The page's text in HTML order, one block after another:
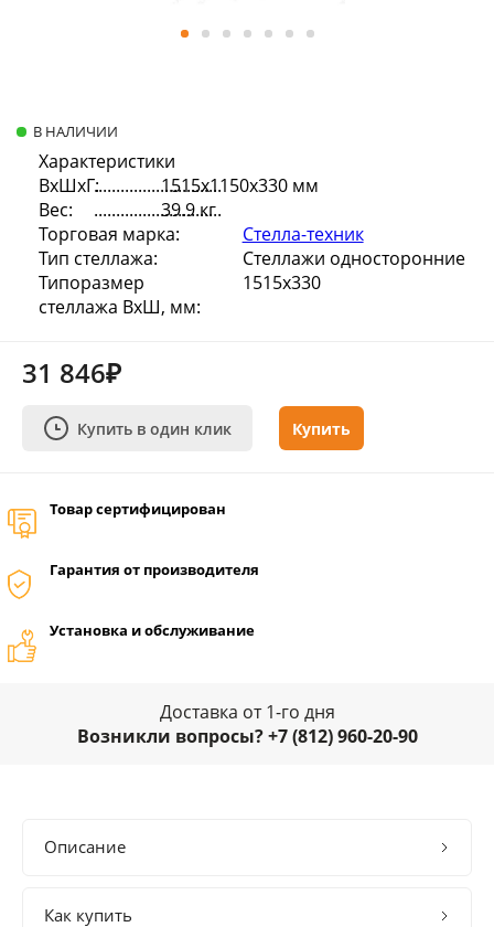
В НАЛИЧИИ
Характеристики
ВхШхГ:
1515х1150х330 мм
Вес:
39.9 кг
Торговая марка:
Стелла-техник
Тип стеллажа:
Стеллажи односторонние
Типоразмер
стеллажа ВхШ, мм:
1515х330
31 846₽
Купить в один клик Купить
Товар сертифицирован
Гарантия от производителя
Установка и обслуживание
Доставка от 1-го дня
Возникли вопросы? +7 (812) 960-20-90
Описание
Как купить